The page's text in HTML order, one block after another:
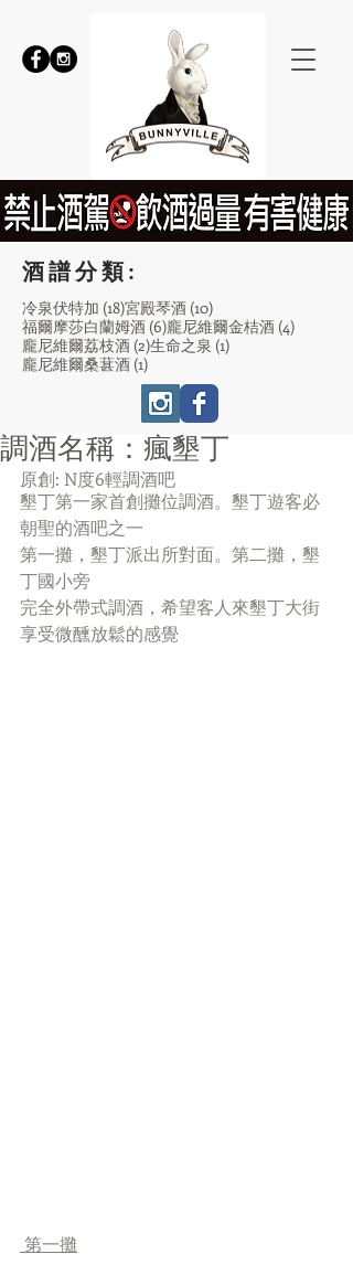
酒譜分類:
冷泉伏特加 (18)18 篇文章
宮殿琴酒 (10)10 篇文章
福爾摩莎白蘭姆酒 (6)6 篇文章
龐尼維爾金桔酒 (4)4 篇文章
龐尼維爾荔枝酒 (2)2 篇文章
生命之泉 (1)1 篇文章
龐尼維爾桑葚酒 (1)1 篇文章
調酒名稱：瘋墾丁
原創: N度6輕調酒吧
墾丁第一家首創攤位調酒。墾丁遊客必
朝聖的酒吧之一
第一攤，墾丁派出所對面。第二攤，墾
丁國小旁
完全外帶式調酒，希望客人來墾丁大街
享受微醺放鬆的感覺
第一攤